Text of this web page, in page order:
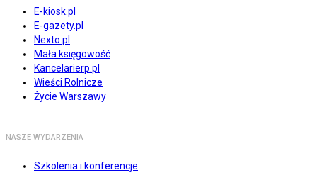
E-kiosk.pl
E-gazety.pl
Nexto.pl
Mała księgowość
Kancelarierp.pl
Wieści Rolnicze
Życie Warszawy
NASZE WYDARZENIA
Szkolenia i konferencje